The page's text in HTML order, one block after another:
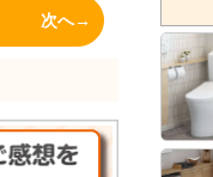
次へ→